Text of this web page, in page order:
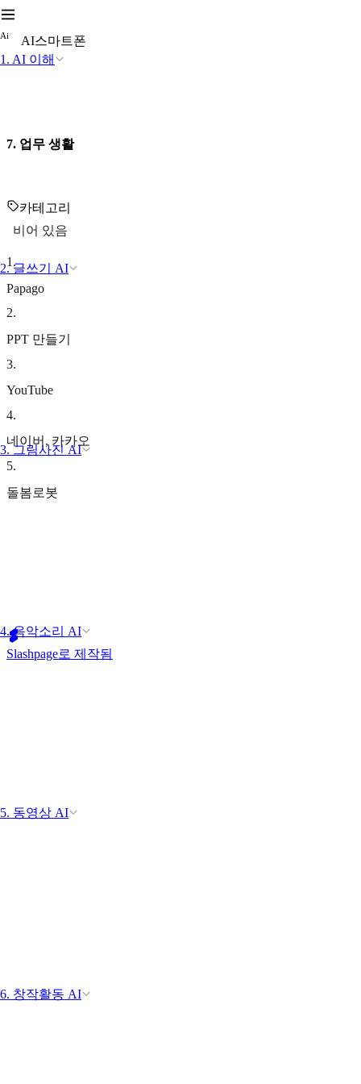
Ai
AI스마트폰
1. AI 이해
2. 글쓰기 AI
3. 그림사진 AI
4. 음악소리 AI
5. 동영상 AI
6. 창작활동 AI
7. 업무 생활
카테고리
비어 있음
1 .
Papago
2.
PPT 만들기
3.
YouTube
4.
네이버, 카카오
5.
돌봄로봇
Slashpage로 제작됨